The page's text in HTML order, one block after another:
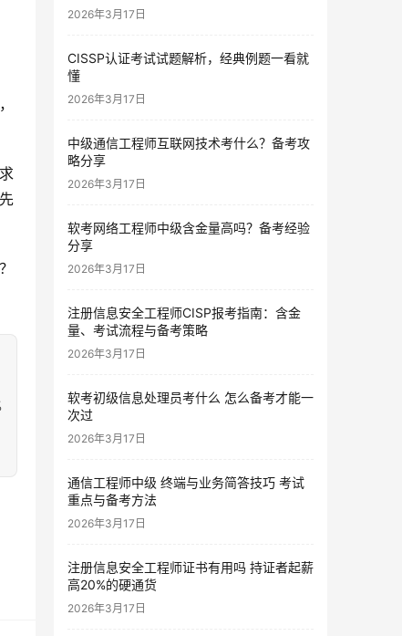
2026年3月17日
CISSP认证考试试题解析，经典例题一看就
懂
2026年3月17日
中级通信工程师互联网技术考什么？备考攻
略分享
2026年3月17日
软考网络工程师中级含金量高吗？备考经验
分享
2026年3月17日
注册信息安全工程师CISP报考指南：含金
量、考试流程与备考策略
2026年3月17日
软考初级信息处理员考什么 怎么备考才能一
次过
2026年3月17日
通信工程师中级 终端与业务简答技巧 考试
重点与备考方法
2026年3月17日
注册信息安全工程师证书有用吗 持证者起薪
高20%的硬通货
2026年3月17日